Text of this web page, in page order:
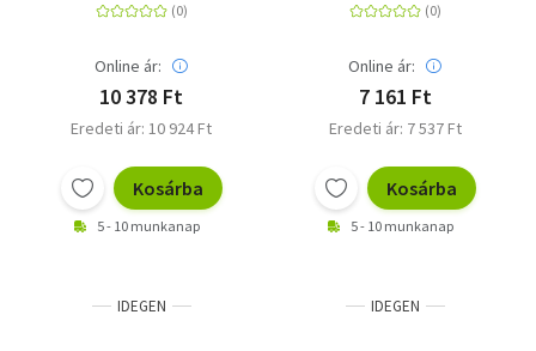
Online ár:
10 378 Ft
Eredeti ár: 10 924 Ft
Kosárba
5 - 10 munkanap
Online ár:
7 161 Ft
Eredeti ár: 7 537 Ft
Kosárba
5 - 10 munkanap
IDEGEN IDEGEN